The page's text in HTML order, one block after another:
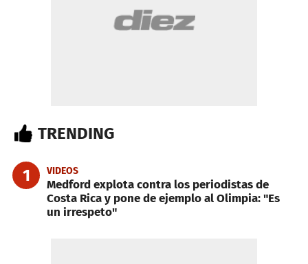
TRENDING
1 VIDEOS
Medford explota contra los periodistas de
Costa Rica y pone de ejemplo al Olimpia: "Es
un irrespeto"